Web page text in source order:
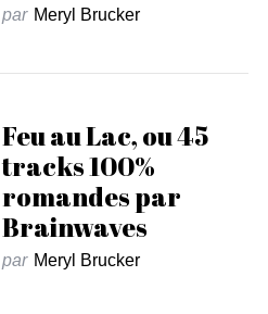
par Meryl Brucker
Feu au Lac, ou 45
tracks 100%
romandes par
Brainwaves
par Meryl Brucker